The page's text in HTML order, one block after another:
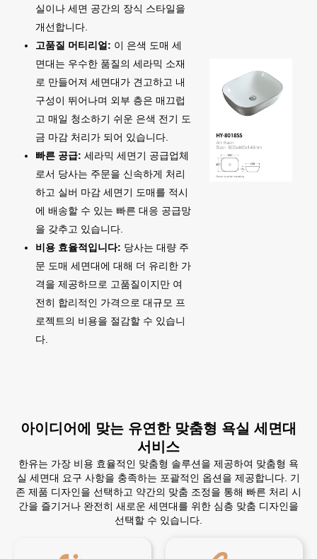
실이나 세면 공간의 장식 스타일을
개선합니다.
고품질 머티리얼: 이 은색 도매 세
면대는 우수한 품질의 세라믹 소재
로 만들어져 세면대가 견고하고 내
구성이 뛰어나며 외부 층은 매끄럽
고 매일 청소하기 쉬운 은색 전기 도
금 마감 처리가 되어 있습니다.
빠른 공급: 세라믹 세면기 공급업체
로서 당사는 주문을 신속하게 처리
하고 실버 마감 세면기 도매를 적시
에 배송할 수 있는 빠른 대응 공급망
을 갖추고 있습니다.
비용 효율적입니다: 당사는 대량 주
문 도매 세면대에 대해 더 유리한 가
격을 제공하므로 고품질이지만 여
전히 합리적인 가격으로 대규모 프
로젝트의 비용을 절감할 수 있습니
다.
아이디어에 맞는 유연한 맞춤형 욕실 세면대
서비스
한유는 가장 비용 효율적인 맞춤형 솔루션을 제공하여 맞춤형 욕
실 세면대 요구 사항을 충족하는 포괄적인 옵션을 제공합니다. 기
존 제품 디자인을 선택하고 약간의 맞춤 조정을 통해 빠른 처리 시
간을 즐기거나 완전히 새로운 세면대를 위한 심층 맞춤 디자인을
선택할 수 있습니다.